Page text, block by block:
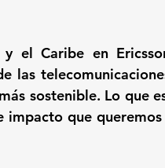
el Caribe en
las
sostenible. Lo que
impacto que